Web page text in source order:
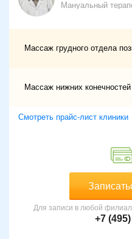
Массаж грудного отдела
Массаж нижних
Смотреть прайс-лист
Для записи в любой
+7